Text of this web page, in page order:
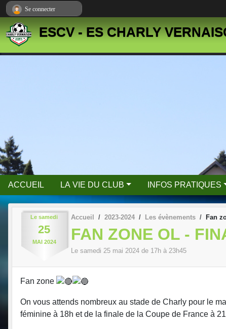
ESCV - ES CHARLY
ACCUEIL LA VIE DU CLUB INFOS PRATIQUES
Le samedi
25
MAI 2024
Accueil 2023-2024 Les évènements Fan
FAN ZONE OL -
Le samedi 25 mai 2024 de 17h à 23h45
Fan zone
On vous attends nombreux au stade de Charly pour le
féminine à 18h et de la finale de la Coupe de France à
Se connecter
Panneau de gestion des cookies